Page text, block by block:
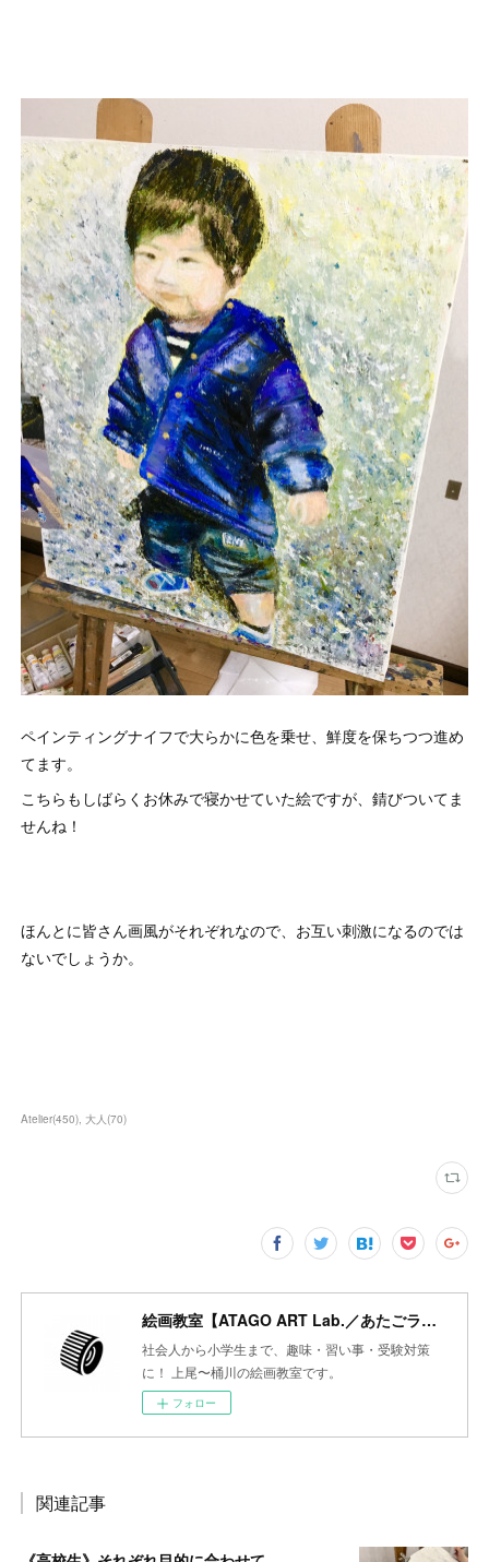
ペインティングナイフで大らかに色を乗せ、鮮度を保ちつつ進め
てます。
こちらもしばらくお休みで寝かせていた絵ですが、錆びついてま
せんね！
ほんとに皆さん画風がそれぞれなので、お互い刺激になるのでは
ないでしょうか。
Atelier(450) 大人 (70)
絵画教室【ATAGO ART Lab.／あたごラボ】
社会人から小学生まで、趣味・習い事・受験対策
に！ 上尾〜桶川の絵画教室です。
フォロー
関連記事